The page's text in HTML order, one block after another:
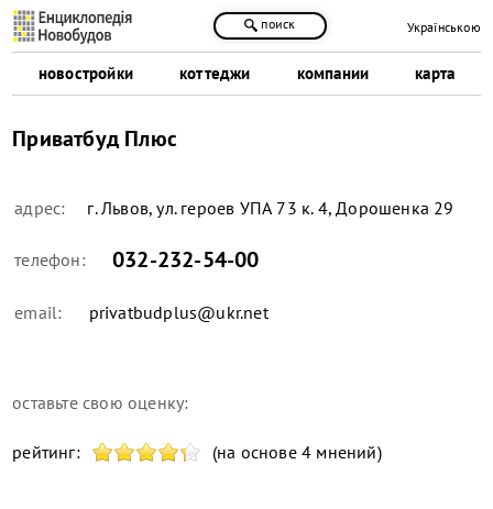
новостройки коттеджи компании карта
поиск Українською
Приватбуд Плюс
адрес: г. Львов, ул. героев УПА 73 к. 4, Дорошенка 29
телефон: 032-232-54-00
email: privatbudplus@ukr.net
оставьте свою оценку:
рейтинг: (на основе 4 мнений)